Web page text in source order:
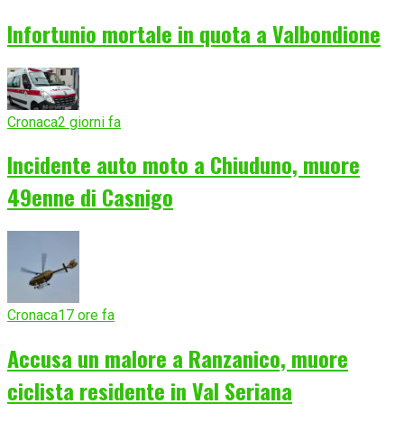
Infortunio mortale in quota a Valbondione
Cronaca2 giorni fa
Incidente auto moto a Chiuduno, muore
49enne di Casnigo
Cronaca17 ore fa
Accusa un malore a Ranzanico, muore
ciclista residente in Val Seriana